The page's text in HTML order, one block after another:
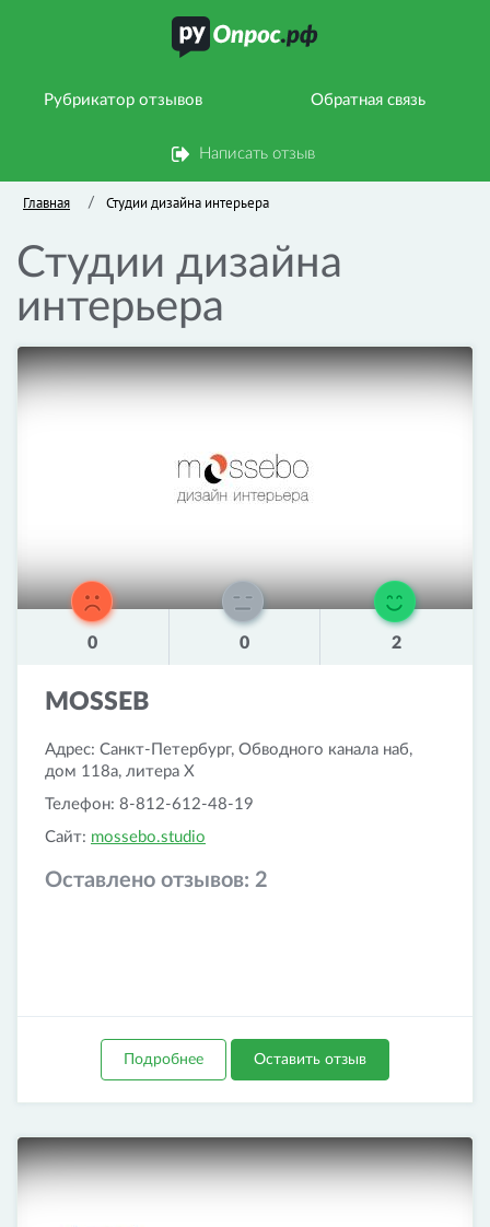
Рубрикатор отзывов Обратная связь
Написать отзыв
Главная / Студии дизайна интерьера
Студии дизайна
интерьера
0 0 2
MOSSEB
Адрес: Санкт-Петербург, Обводного канала наб,
дом 118а, литера Х
Телефон: 8-812-612-48-19
Сайт: mossebo.studio
Оставлено отзывов: 2
Подробнее Оставить отзыв